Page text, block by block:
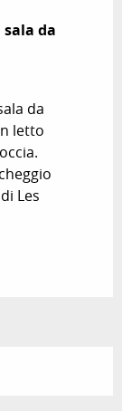
da
da
letto
Les